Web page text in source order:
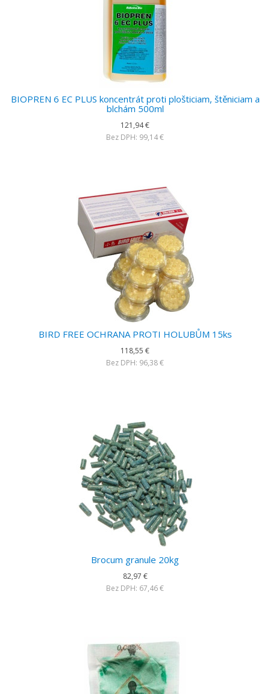
BIOPREN 6 EC PLUS koncentrát proti plošticiam, štěniciam a
blchám 500ml
121,94 €
Bez DPH: 99,14 €
BIRD FREE OCHRANA PROTI HOLUBŮM 15ks
118,55 €
Bez DPH: 96,38 €
Brocum granule 20kg
82,97 €
Bez DPH: 67,46 €